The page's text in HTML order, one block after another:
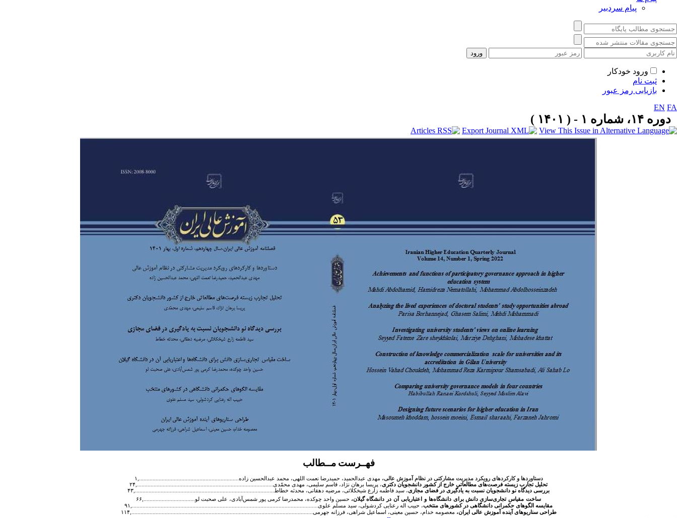
پیام سردبیر
ورود خودکار
ثبت نام
بازیابی رمز عبور
EN FA
دوره ۱۴، شماره ۱ - ( ۱۴۰۱ )
فهــرست مــطالب
دستاوردها و کارکردهای رویکرد مدیریت مشارکتی در نظام آموزش عالی، مهدی عبدالحمید، حمیدرضا نعمت اللهی، محمد عبدالحسین زاده..................................................................,۱
تحلیل تجارب زیسته فرصت‌های مطالعاتی خارج از کشور دانشجویان دکتری، پریسا برهان نژاد، قاسم سلیمی، مهدی محمّدی..........................................................................................,۲۴
بررسی دیدگاه نو دانشجویان نسبت به یادگیری در فضای مجازی، سید فاطمه زارع شیخکلائی، مرضیه دهقانی، محدثه خطاط............................................................................................,۴۳
ساخت مقیاس تجاری‌سازی دانش برای دانشگاه‌ها و اعتباریابی آن در دانشگاه گیلان، حسین واحد چوکده، محمدرضا کرمی پور شمس‌آبادی، علی صحبت لو..................................,۶۶
مقایسه الگوهای حکمرانی دانشگاهی در کشورهای منتخب، حبیب اله رعنایی کردشولی، سید مسلم علوی...........................................................................................................................,۹۱
طراحی سناریوهای آینده آموزش عالی ایران، معصومه خدام، حسین معینی، اسماعیل شراهی، فرزانه جهرمی........................................................................................................................,۱۱۴